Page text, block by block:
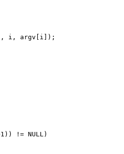
i, argv[i]);
!= NULL)